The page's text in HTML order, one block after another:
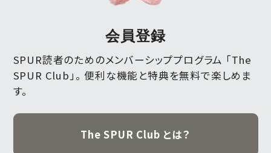
会員登録
SPUR読者のためのメンバーシッププログラム 「The
SPUR Club」。 便利な機能と特典を無料で楽しめま
す。
The SPUR Club とは？